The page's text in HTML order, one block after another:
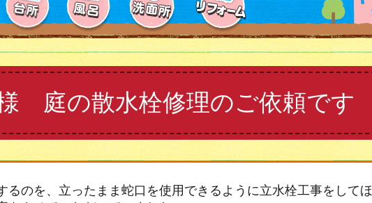
庭の散水栓修理のご依頼です
のを、立ったまま蛇口を使用できるように立水栓工事をしてほ